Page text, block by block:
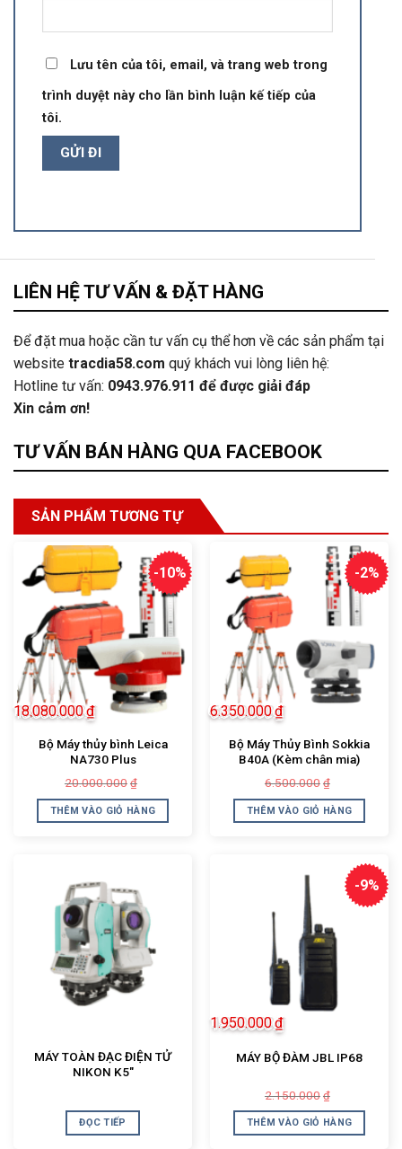
Lưu tên của tôi, email, và trang web trong
trình duyệt này cho lần bình luận kế tiếp của
tôi.
LIÊN HỆ TƯ VẤN & ĐẶT HÀNG
Để đặt mua hoặc cần tư vấn cụ thể hơn về các sản phẩm tại
website tracdia58.com quý khách vui lòng liên hệ:
Hotline tư vấn: 0943.976.911 để được giải đáp
Xin cảm ơn!
TƯ VẤN BÁN HÀNG QUA FACEBOOK
SẢN PHẨM TƯƠNG TỰ
-10%
Bộ Máy thủy bình Leica
NA730 Plus
20.000.000 ₫
là:
20.000.000₫.
18.080.000₫
tại
là:
THÊM VÀO GIỎ HÀNG
-2%
Bộ Máy Thủy Bình Sokkia
B40A (Kèm chân mia)
6.500.000 ₫
là:
6.500.000₫.
6.350.000₫
tại
là:
THÊM VÀO GIỎ HÀNG
MÁY TOÀN ĐẠC ĐIỆN TỬ
NIKON K5″
ĐỌC TIẾP
-9%
MÁY BỘ ĐÀM JBL IP68
2.150.000 ₫
là:
2.150.000₫.
1.950.000₫
tại
là:
1.950.000₫.
THÊM VÀO GIỎ HÀNG